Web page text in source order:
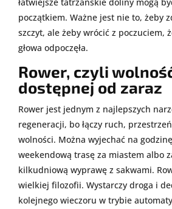
początkiem. Ważne jest nie to, żeby
szczyt, ale żeby wrócić z poczuciem,
głowa odpoczęła.
Rower, czyli
dostępnej od zaraz
Rower jest jednym z najlepszych
regeneracji, bo łączy ruch,
wolności. Można wyjechać na
weekendową trasę za miastem albo
kilkudniową wyprawę z sakwami.
wielkiej filozofii. Wystarczy droga i
kolejnego wieczoru w trybie